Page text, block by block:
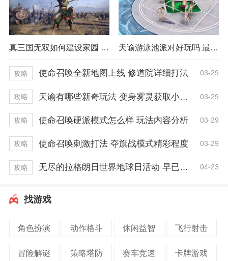
真三国无双如何建设家园 最佳建设方式推荐 天谕游泳池派对好玩吗 最佳获取经验技巧
攻略 使命召唤全新地图上线 修道院详细打法 03-29
攻略 天谕有哪些新奇玩法 变身雾灵获取小技巧 03-29
攻略 使命召唤硬派模式怎么样 玩法内容分析 03-29
攻略 使命召唤刺激打法 夺旗战模式精彩程度 03-29
攻略 无尽的拉格朗日世界地球日活动 早已开启一周！ 04-23
找游戏
角色扮演 动作格斗 休闲益智 飞行射击
冒险解谜 策略塔防 赛车竞速 卡牌游戏